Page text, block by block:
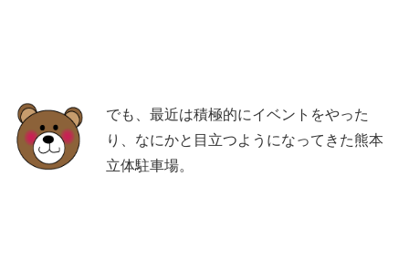
でも、最近は積極的にイベントをやった
り、なにかと目立つようになってきた熊本
立体駐車場。